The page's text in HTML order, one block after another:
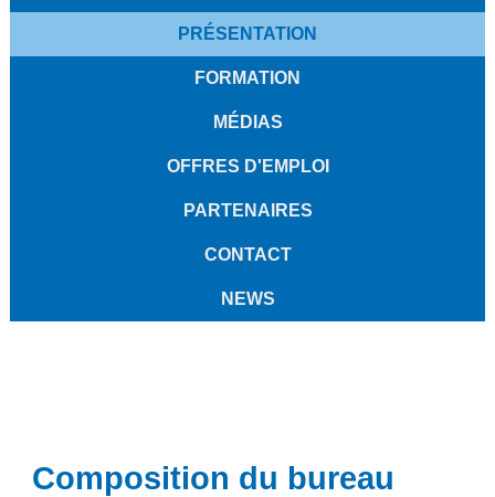
PRÉSENTATION
FORMATION
MÉDIAS
OFFRES D'EMPLOI
PARTENAIRES
CONTACT
NEWS
Composition du bureau